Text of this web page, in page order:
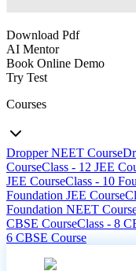
Download Pdf
AI Mentor
Book Online Demo
Try Test
Courses
Dropper NEET Course
CourseClass - 12 JEE
JEE CourseClass - 10
Foundation JEE Course
Foundation NEET
CBSE CourseClass - 8
6 CBSE Course